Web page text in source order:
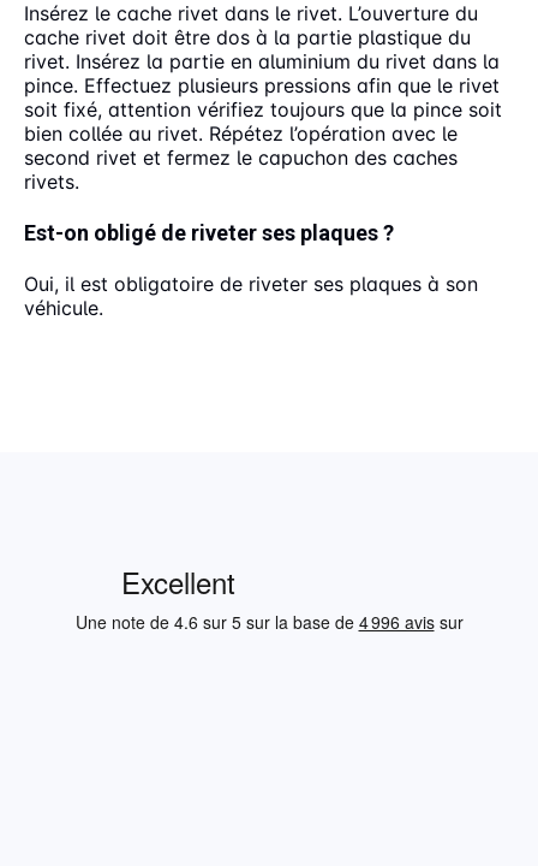
Insérez le cache rivet dans le rivet. L’ouverture du
cache rivet doit être dos à la partie plastique du
rivet. Insérez la partie en aluminium du rivet dans la
pince. Effectuez plusieurs pressions afin que le rivet
soit fixé, attention vérifiez toujours que la pince soit
bien collée au rivet. Répétez l’opération avec le
second rivet et fermez le capuchon des caches
rivets.
Est-on obligé de riveter ses plaques ?
Oui, il est obligatoire de riveter ses plaques à son
véhicule.